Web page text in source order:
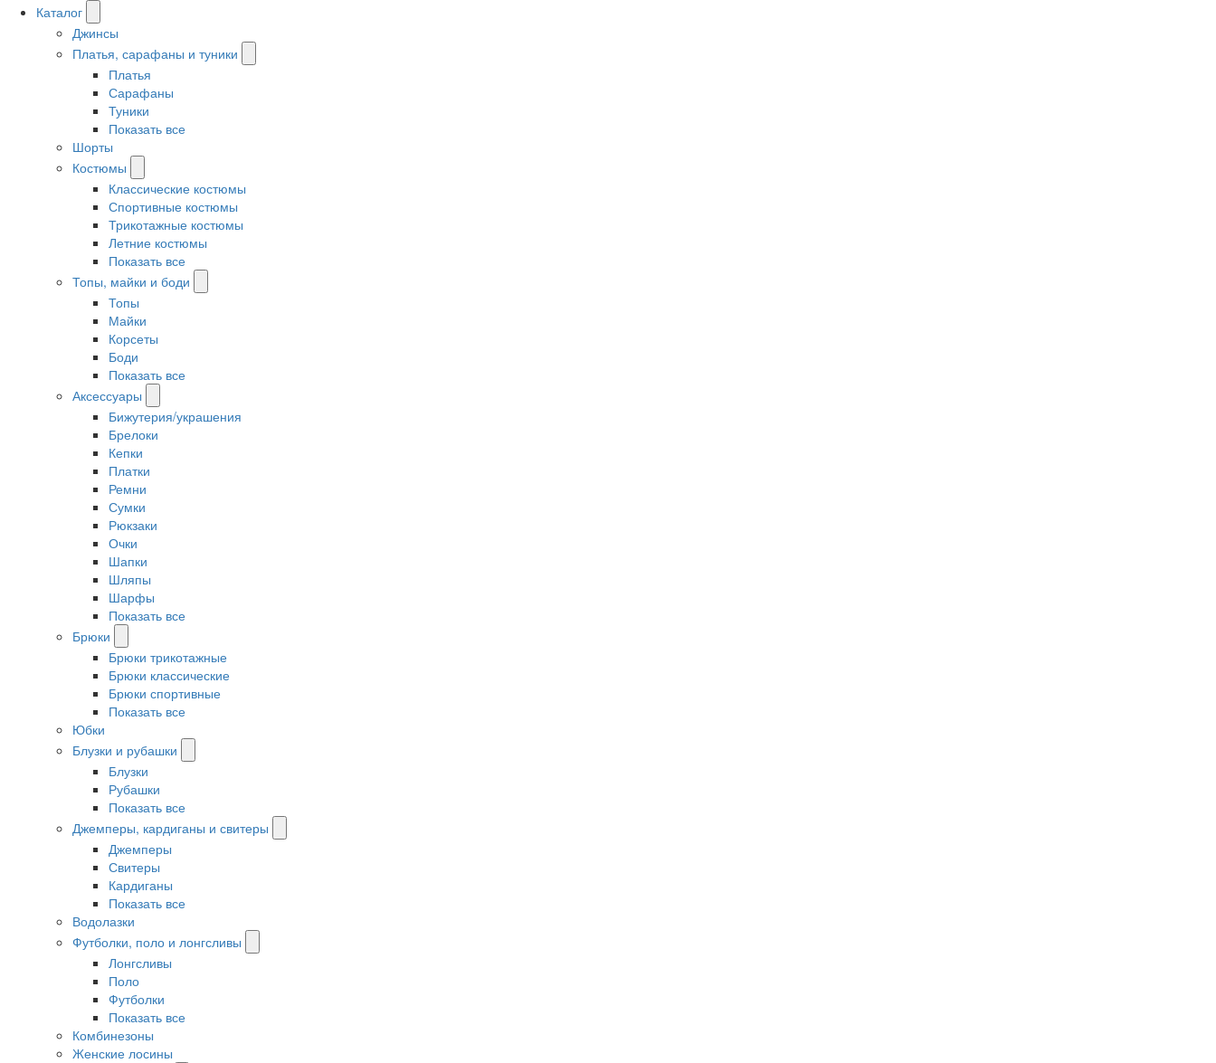
Каталог
Джинсы
Платья, сарафаны и туники
Платья
Сарафаны
Туники
Показать все
Шорты
Костюмы
Классические костюмы
Спортивные костюмы
Трикотажные костюмы
Летние костюмы
Показать все
Топы, майки и боди
Топы
Майки
Корсеты
Боди
Показать все
Аксессуары
Бижутерия/украшения
Брелоки
Кепки
Платки
Ремни
Сумки
Рюкзаки
Очки
Шапки
Шляпы
Шарфы
Показать все
Брюки
Брюки трикотажные
Брюки классические
Брюки спортивные
Показать все
Юбки
Блузки и рубашки
Блузки
Рубашки
Показать все
Джемперы, кардиганы и свитеры
Джемперы
Свитеры
Кардиганы
Показать все
Водолазки
Футболки, поло и лонгсливы
Лонгсливы
Поло
Футболки
Показать все
Комбинезоны
Женские лосины